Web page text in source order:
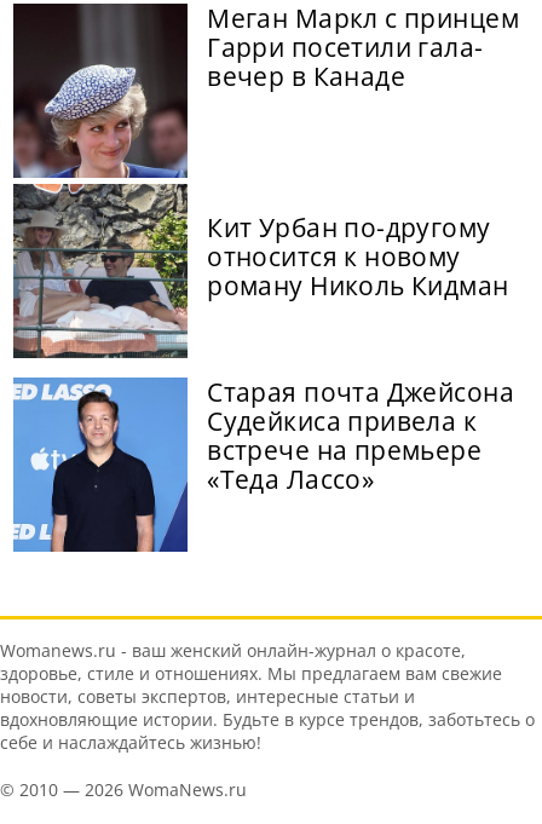
Меган Маркл с принцем
Гарри посетили гала-
вечер в Канаде
Кит Урбан по-другому
относится к новому
роману Николь Кидман
Старая почта Джейсона
Судейкиса привела к
встрече на премьере
«Теда Лассо»
Womanews.ru - ваш женский онлайн-журнал о красоте,
здоровье, стиле и отношениях. Мы предлагаем вам свежие
новости, советы экспертов, интересные статьи и
вдохновляющие истории. Будьте в курсе трендов, заботьтесь о
себе и наслаждайтесь жизнью!
© 2010 — 2026 WomaNews.ru